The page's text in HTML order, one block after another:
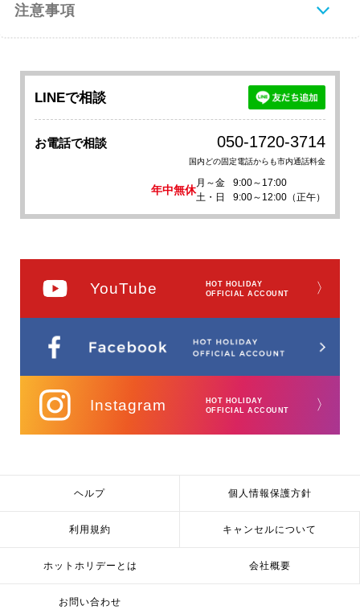
注意事項
LINEで相談
お電話で相談 050-1720-3714
国内どの固定電話からも市内通話料金
年中無休
月～金
9:00～17:00
土・日
9:00～12:00（正午）
YouTube
HOT HOLIDAY
OFFICIAL ACCOUNT
〉
Instagram
HOT HOLIDAY
OFFICIAL ACCOUNT
〉
ヘルプ 個人情報保護方針
利用規約 キャンセルについて
ホットホリデーとは 会社概要
お問い合わせ